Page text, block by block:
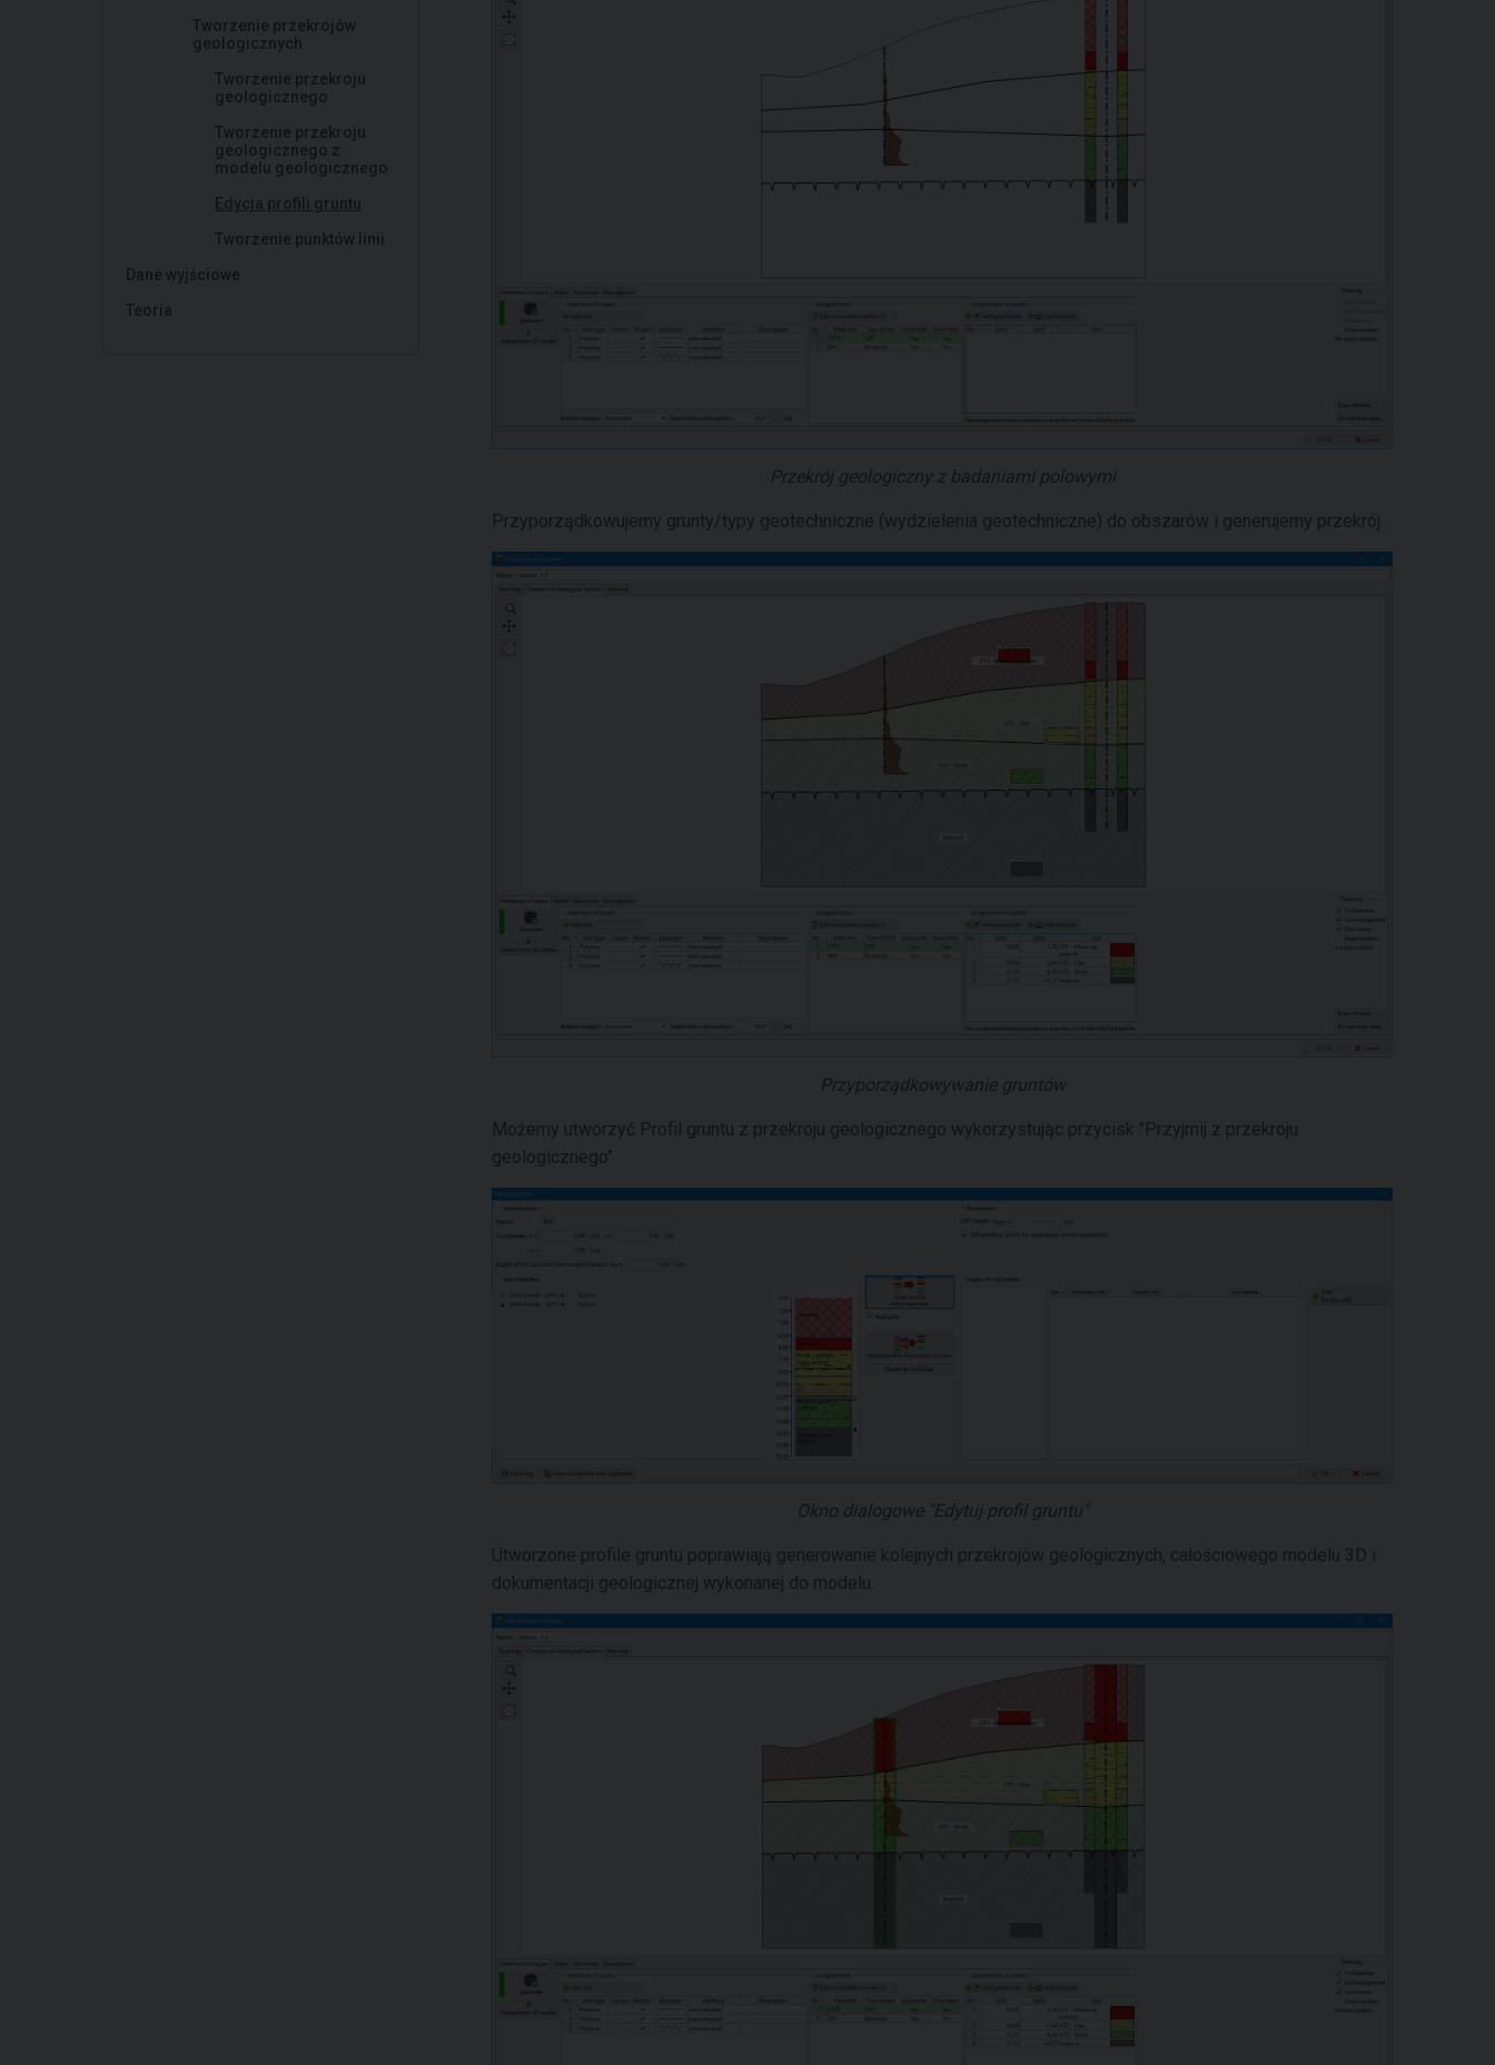
Tworzenie przekrojów
geologicznych
Tworzenie przekroju
geologicznego
Tworzenie przekroju
geologicznego z
modelu geologicznego
Edycja profili gruntu
Tworzenie punktów linii
Dane wyjściowe
Teoria
Przekrój geologiczny z badaniami polowymi
Przyporządkowujemy grunty/typy geotechniczne (wydzielenia geotechniczne) do obszarów i generujemy przekrój.
Przyporządkowywanie gruntów
Możemy utworzyć Profil gruntu z przekroju geologicznego wykorzystując przycisk "Przyjmij z przekroju
geologicznego".
Okno dialogowe "Edytuj profil gruntu"
Utworzone profile gruntu poprawiają generowanie kolejnych przekrojów geologicznych, całościowego modelu 3D i
dokumentacji geologicznej wykonanej do modelu.